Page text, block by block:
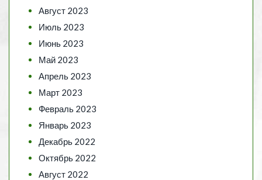
Август 2023
Июль 2023
Июнь 2023
Май 2023
Апрель 2023
Март 2023
Февраль 2023
Январь 2023
Декабрь 2022
Октябрь 2022
Август 2022